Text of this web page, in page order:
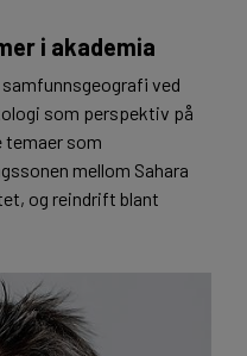
i akademia
ved
som perspektiv på
temaer som
mellom Sahara
og reindrift blant